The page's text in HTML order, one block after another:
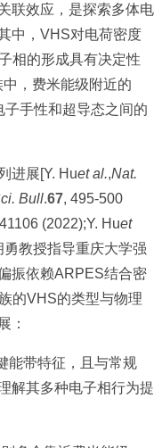
联效应，是探索多体电
中，VHS对电荷密度
相的形成具有决定性
中，费米能级附近的
手性和超导态之间的
进展[Y. Huet al.,Nat.
Bull.67, 495-500
(2022);Y. Huet
勇教授指导重庆大学强
振依赖ARPES结合密
的VHS的类型与物理
：
能带特征，且与常规
解其多种电子相行为提